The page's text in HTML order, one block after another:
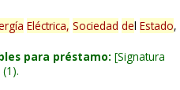
Eléctrica, Sociedad del Estado,
para préstamo: Signatura
(1).